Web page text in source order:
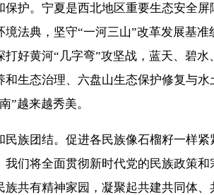
。宁夏是西北地区重要生态安全屏
境法典，坚守“一河三山”改革发展基
打好黄河“几字弯”攻坚战，蓝天、碧
和生态治理、六盘山生态保护修复与
”越来越秀美。
团结。促进各民族像石榴籽一样紧
我们将全面贯彻新时代党的民族政策
族共有精神家园，凝聚起共建共同体